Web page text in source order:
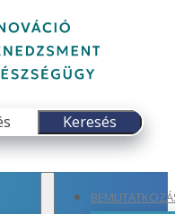
Keresés